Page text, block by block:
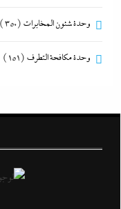
وحدة شئون المخابرات (350)
وحدة مكافحة التطرف (151)